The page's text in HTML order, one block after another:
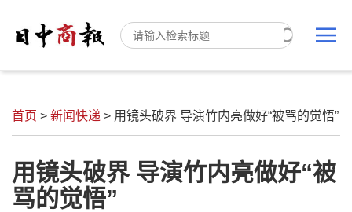
首页 > 新闻快递 > 用镜头破界 导演竹内亮做好“被骂的觉悟”
用镜头破界 导演竹内亮做好“被
骂的觉悟”